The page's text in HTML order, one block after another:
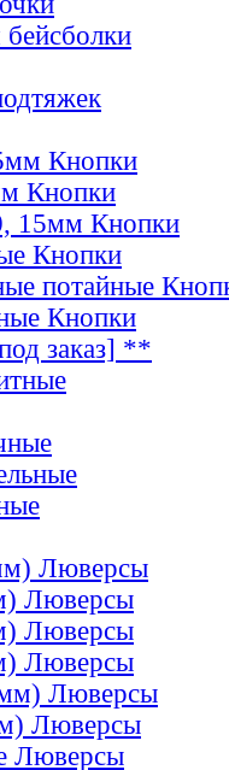
бейсболки
Кнопки
Кнопки
15мм Кнопки
Кнопки
потайные
Кнопки
заказ] **
Люверсы
Люверсы
Люверсы
Люверсы
Люверсы
Люверсы
Люверсы